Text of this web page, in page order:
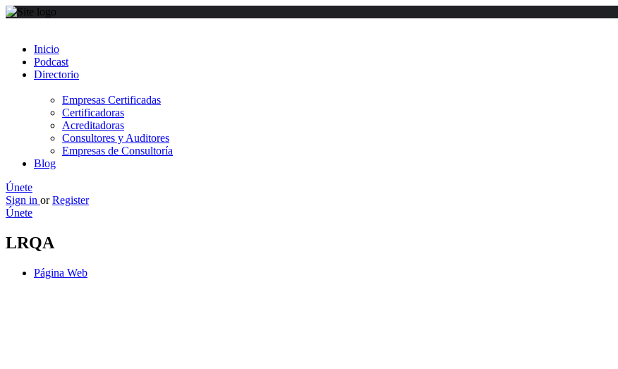
Inicio
Podcast
Directorio
Empresas Certificadas
Certificadoras
Acreditadoras
Consultores y Auditores
Empresas de Consultoría
Blog
Únete
Sign in or Register
Únete
LRQA
Página Web